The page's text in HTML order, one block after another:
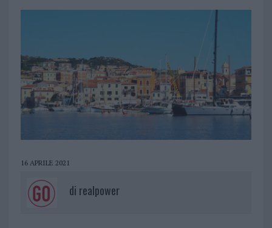
16 APRILE 2021
di realpower